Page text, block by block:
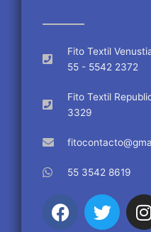
Fito Textil
55 - 5542 2372
Fito Textil
3329
55 3542 8619
F
a
T
w
I
n